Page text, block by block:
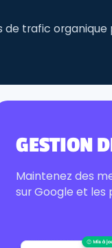
trafic organique
GESTION
Maintenez des
sur Google et